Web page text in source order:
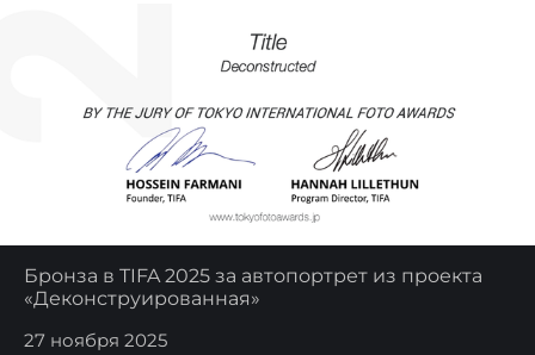
Бронза в TIFA 2025 за автопортрет из проекта
«Деконструированная»
27 ноября 2025